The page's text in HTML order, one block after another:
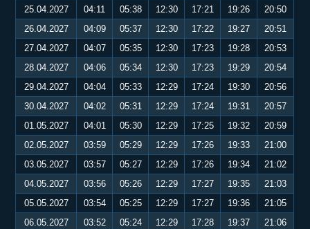
25.04.2027
04:11 05:38 12:30 17:21 19:26
20:50
26.04.2027
04:09 05:37 12:30 17:22 19:27
20:51
27.04.2027
04:07 05:35 12:30 17:23 19:28
20:53
28.04.2027
04:06 05:34 12:30 17:23 19:29
20:54
29.04.2027
04:04 05:33 12:29 17:24 19:30
20:56
30.04.2027
04:02 05:31 12:29 17:24 19:31
20:57
01.05.2027
04:01 05:30 12:29 17:25 19:32
20:59
02.05.2027
03:59 05:29 12:29 17:26 19:33
21:00
03.05.2027
03:57 05:27 12:29 17:26 19:34
21:02
04.05.2027
03:56 05:26 12:29 17:27 19:35
21:03
05.05.2027
03:54 05:25 12:29 17:27 19:36
21:05
06.05.2027
03:52 05:24 12:29 17:28 19:37
21:06